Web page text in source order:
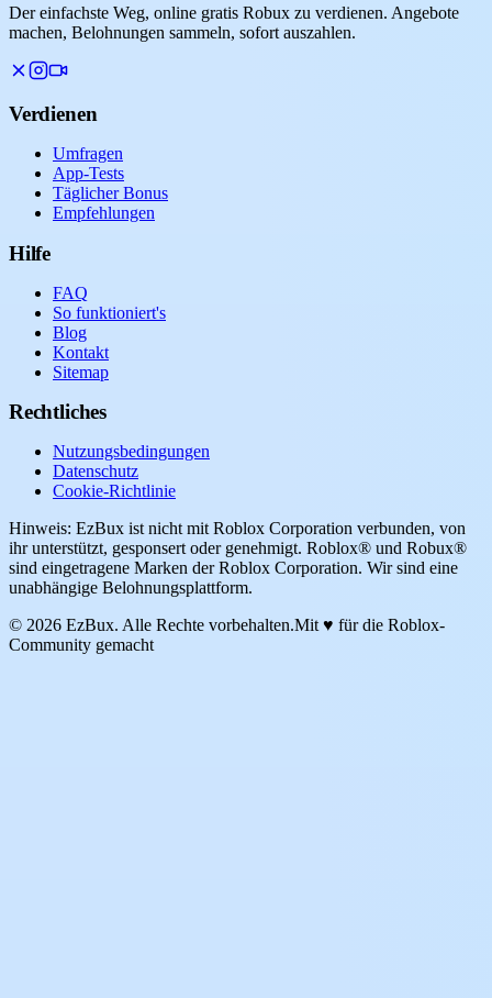
Der einfachste Weg, online gratis Robux zu verdienen. Angebote
machen, Belohnungen sammeln, sofort auszahlen.
Verdienen
Umfragen
App-Tests
Täglicher Bonus
Empfehlungen
Hilfe
FAQ
So funktioniert's
Blog
Kontakt
Sitemap
Rechtliches
Nutzungsbedingungen
Datenschutz
Cookie-Richtlinie
Hinweis: EzBux ist nicht mit Roblox Corporation verbunden, von
ihr unterstützt, gesponsert oder genehmigt. Roblox® und Robux®
sind eingetragene Marken der Roblox Corporation. Wir sind eine
unabhängige Belohnungsplattform.
© 2026 EzBux. Alle Rechte vorbehalten.Mit ♥ für die Roblox-
Community gemacht